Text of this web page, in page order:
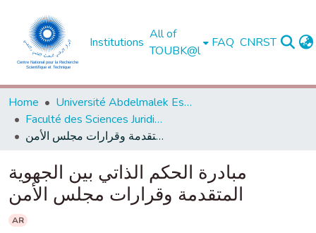
Institutions
All of
TOUBK@l
FAQ CNRST
Home
Université Abdelmalek Essaadi - Tétouan
Faculté des Sciences Juridiques, Economiques et Sociales - Tanger
مبادرة الحكم الذاتي بين الجهوية المتقدمة وقرارات مجلس الأمن
مبادرة الحكم الذاتي بين الجهوية
المتقدمة وقرارات مجلس الأمن
AR